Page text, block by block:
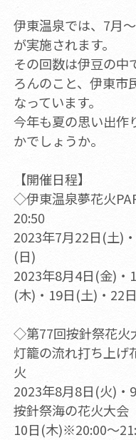
伊東温泉では、7月
が実施されます。
その回数は伊豆の中
ろんのこと、伊東市
なっています。
今年も夏の思い出作
かでしょうか。
【開催日程】
◇伊東温泉夢花火
20:50
2023年7月22日(土)
(日)
2023年8月4日(金)・
(木)・19日(土)・22
◇第77回按針祭花火
灯籠の流れ打ち上げ
火
2023年8月8日(火)
按針祭海の花火大会
10日(木)※20:00～